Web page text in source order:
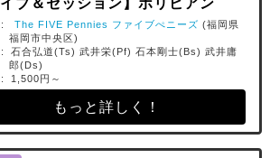
: The FIVE Pennies ファイブぺニーズ (福岡県
福岡市中央区)
石合弘道(Ts) 武井栄(Pf) 石本剛士(Bs) 武井庸
郎(Ds)
1,500円～
もっと詳しく！